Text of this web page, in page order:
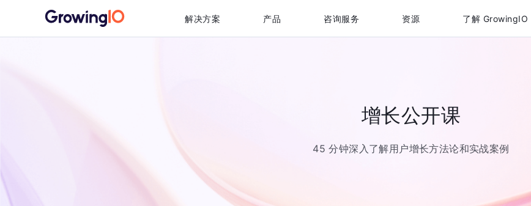
解决方案 产品 咨询服务 资源 了解 GrowingIO
增长公开课
45 分钟深入了解用户增长方法论和实战案例